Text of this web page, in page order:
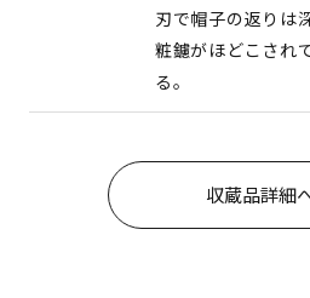
刃で帽子の返りは
粧鑢がほどこされ
る。
収蔵品詳細